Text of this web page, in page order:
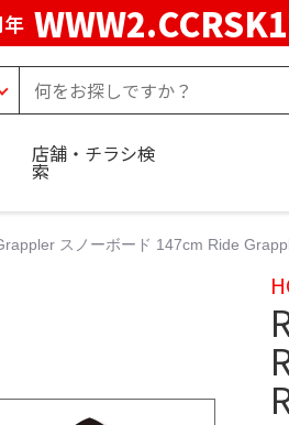
店舗・チラシ検
索
スノーボード 147cm Ride